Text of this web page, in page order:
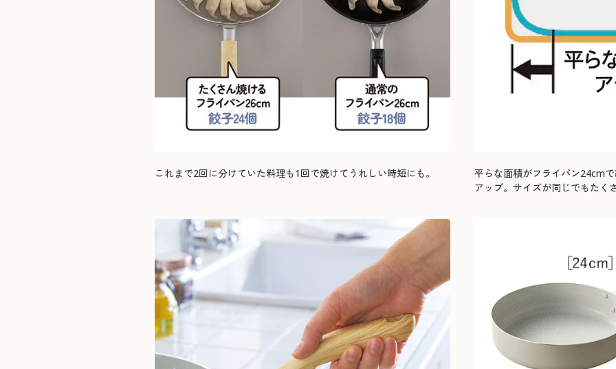
これまで2回に分けていた料理も1回で焼けてうれしい時短にも。
平らな面積がフライパン24cm
アップ。サイズが同じでもたく